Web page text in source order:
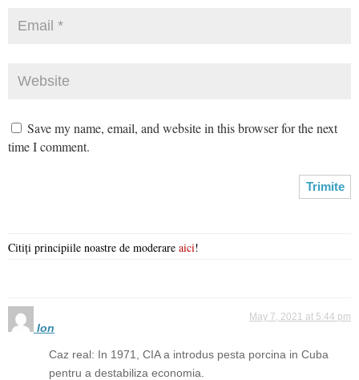
Save my name, email, and website in this browser for the next
time I comment.
Citiți principiile noastre de moderare aici!
Ion
May 7, 2021 at 5:44 pm
Caz real: In 1971, CIA a introdus pesta porcina in Cuba
pentru a destabiliza economia.